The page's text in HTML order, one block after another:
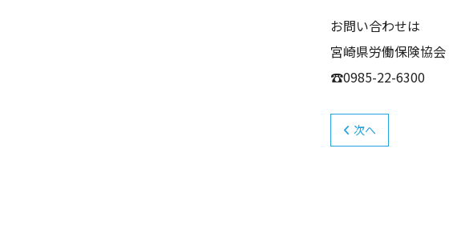
お問い合わせは
宮崎県労働保険協会
☎0985-22-6300
次へ